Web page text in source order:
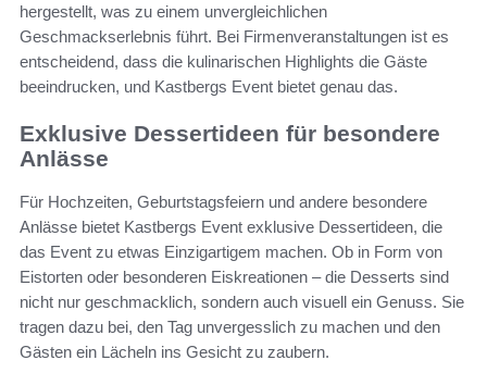
hergestellt, was zu einem unvergleichlichen
Geschmackserlebnis führt. Bei Firmenveranstaltungen ist es
entscheidend, dass die kulinarischen Highlights die Gäste
beeindrucken, und Kastbergs Event bietet genau das.
Exklusive Dessertideen für besondere
Anlässe
Für Hochzeiten, Geburtstagsfeiern und andere besondere
Anlässe bietet Kastbergs Event exklusive Dessertideen, die
das Event zu etwas Einzigartigem machen. Ob in Form von
Eistorten oder besonderen Eiskreationen – die Desserts sind
nicht nur geschmacklich, sondern auch visuell ein Genuss. Sie
tragen dazu bei, den Tag unvergesslich zu machen und den
Gästen ein Lächeln ins Gesicht zu zaubern.